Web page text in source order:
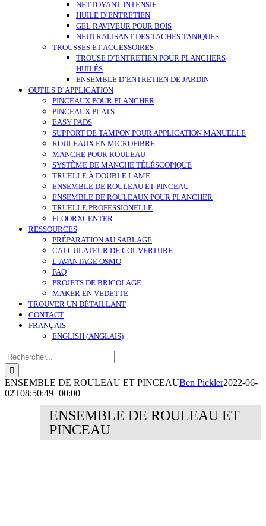
NETTOYANT INTENSIF
HUILE D’ENTRETIEN
GEL RAVIVEUR POUR BOIS
NEUTRALISANT DES TACHES TANIQUES
TROUSSES ET ACCESSOIRES
TROUSE D’ENTRETIEN POUR PLANCHERS
HUILÉS
ENSEMBLE D’ENTRETIEN DE JARDIN
OUTILS D’APPLICATION
PINCEAUX POUR PLANCHER
PINCEAUX PLATS
EASY PADS
SUPPORT DE TAMPON POUR APPLICATION MANUELLE
ROULEAUX EN MICROFIBRE
MANCHE POUR ROULEAU
SYSTÈME DE MANCHE TÉLÉSCOPIQUE
TRUELLE À DOUBLE LAME
ENSEMBLE DE ROULEAU ET PINCEAU
ENSEMBLE DE ROULEAUX POUR PLANCHER
TRUELLE PROFESSIONELLE
FLOORXCENTER
RESSOURCES
PRÉPARATION AU SABLAGE
CALCULATEUR DE COUVERTURE
L’AVANTAGE OSMO
FAQ
PROJETS DE BRICOLAGE
MAKER EN VEDETTE
TROUVER UN DÉTAILLANT
CONTACT
FRANÇAIS
ENGLISH (ANGLAIS)
Search
for:
ENSEMBLE DE ROULEAU ET PINCEAUBen Pickler2022-06-
02T08:50:49+00:00
ENSEMBLE DE ROULEAU ET
PINCEAU